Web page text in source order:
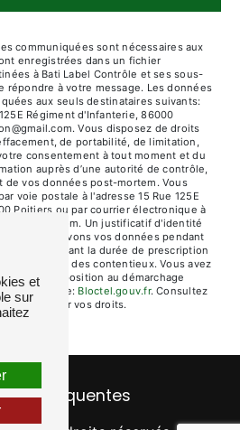
communiquées sont nécessaires aux
enregistrées dans un fichier
à Bati Label Contrôle et ses sous-
répondre à votre message. Les données
aux seuls destinataires suivants:
Régiment d'Infanterie, 86000
Vous disposez de droits
de portabilité, de limitation,
consentement à tout moment et du
auprès d’une autorité de contrôle,
de vos données post-mortem. Vous
voie postale à l'adresse 15 Rue 125E
Poitiers ou par courrier électronique à
Un justificatif d'identité
Nous conservons vos données pendant
puis pendant la durée de prescription
et de gestion des contentieux. Vous avez
la liste d'opposition au démarchage
cette adresse:
Bloctel.gouv.fr. Consultez
sur vos droits.
fréquentes
et
sur